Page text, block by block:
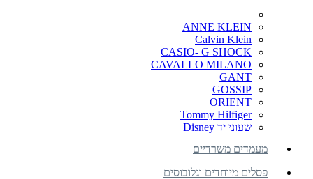
ANNE KLEIN
Calvin Klein
CASIO- G SHOCK
CAVALLO MILANO
GANT
GOSSIP
ORIENT
Tommy Hilfiger
שעוני יד Disney
מעמדים משרדיים
פסלים מיוחדים וגלובוסים